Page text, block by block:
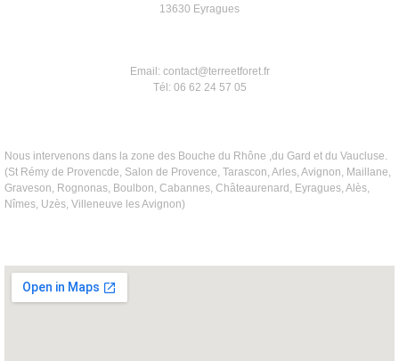
13630 Eyragues
Email: contact@terreetforet.fr
Tél: 06 62 24 57 05
Nous intervenons dans la zone des Bouche du Rhône ,du Gard et du Vaucluse.
(St Rémy de Provencde, Salon de Provence, Tarascon, Arles, Avignon, Maillane,
Graveson, Rognonas, Boulbon, Cabannes, Châteaurenard, Eyragues, Alès,
Nîmes, Uzès, Villeneuve les Avignon)